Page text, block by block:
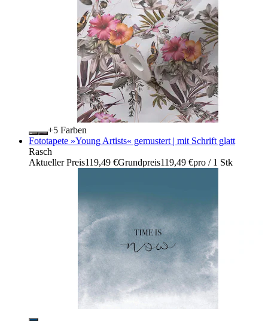
+
Farben
Fototapete »Young Artists« gemustert | mit Schrift glatt
Rasch
Aktueller Preis119,49 €Grundpreis119,49 €pro / 1 Stk